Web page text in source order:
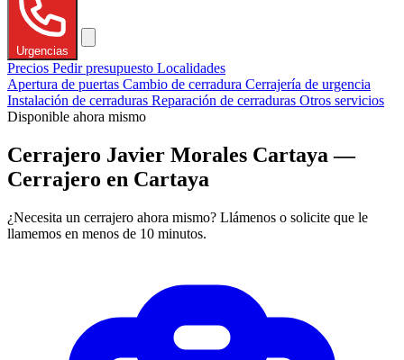
Urgencias
Precios Pedir presupuesto Localidades
Apertura de puertas Cambio de cerradura Cerrajería de urgencia
Instalación de cerraduras Reparación de cerraduras Otros servicios
Disponible ahora mismo
Cerrajero Javier Morales Cartaya —
Cerrajero en Cartaya
¿Necesita un cerrajero ahora mismo? Llámenos o solicite que le
llamemos en menos de 10 minutos.